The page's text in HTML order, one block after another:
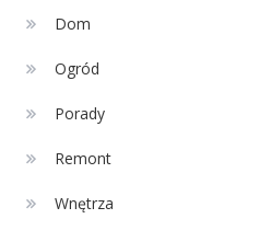
Dom
Ogród
Porady
Remont
Wnętrza